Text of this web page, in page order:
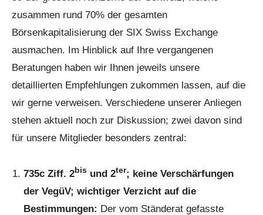
zusammen rund 70% der gesamten
Börsenkapitalisierung der SIX Swiss Exchange
ausmachen. Im Hinblick auf Ihre vergangenen
Beratungen haben wir Ihnen jeweils unsere
detaillierten Empfehlungen zukommen lassen, auf die
wir gerne verweisen. Verschiedene unserer Anliegen
stehen aktuell noch zur Diskussion; zwei davon sind
für unsere Mitglieder besonders zentral:
735c Ziff. 2bis und 2ter; keine Verschärfungen
der VegüV; wichtiger Verzicht auf die
Bestimmungen: Der vom Ständerat gefasste